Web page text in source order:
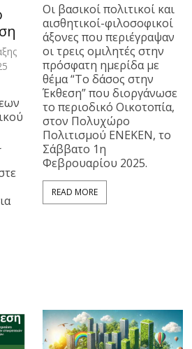
Οι βασικοί πολιτικοί και
αισθητικοί-φιλοσοφικοί
άξονες που περιέγραψαν
οι τρεις ομιλητές στην
πρόσφατη ημερίδα με
θέμα “Το δάσος στην
Έκθεση” που διοργάνωσε
το περιοδικό Οικοτοπία,
στον Πολυχώρο
Πολιτισμού ΕΝΕΚΕΝ, το
Σάββατο 1η
Φεβρουαρίου 2025.
READ MORE